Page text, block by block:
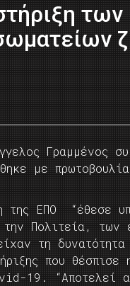
των
Γραμμένος
με
της ΕΠΟ “έθεσε
Πολιτεία, των
τη
που
19. “Αποτελεί